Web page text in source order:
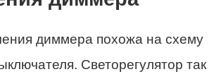
диммера похожа на схему
Светорегулятор так